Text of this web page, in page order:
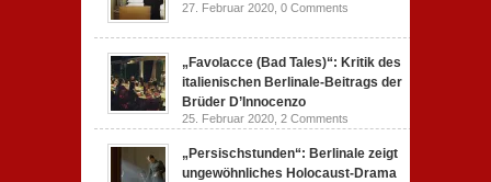
27. Februar 2020, 0 Comments
„Favolacce (Bad Tales)“: Kritik des
italienischen Berlinale-Beitrags der
Brüder D’Innocenzo
25. Februar 2020, 2 Comments
„Persischstunden“: Berlinale zeigt
ungewöhnliches Holocaust-Drama